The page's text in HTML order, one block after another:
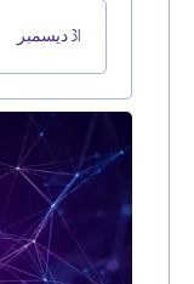
31 ديسمبر